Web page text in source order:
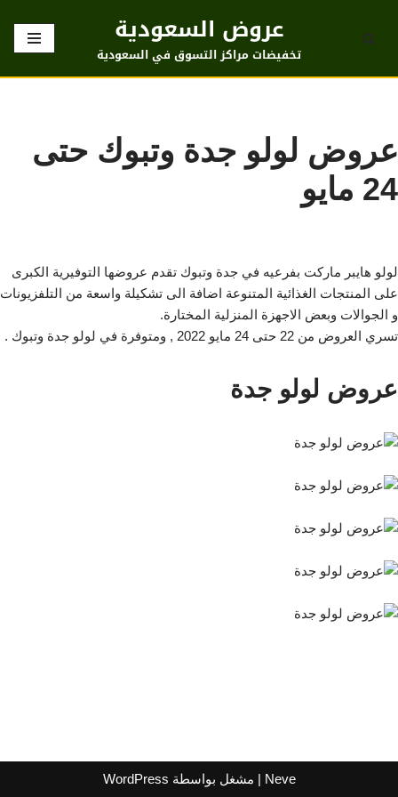
تخطى
عروض السعودية
تخفيضات مراكز التسوق في السعودية
عروض لولو جدة وتبوك حتى
24 مايو
لولو هايبر ماركت بفرعيه في جدة وتبوك تقدم عروضها التوفيرية الكبرى
على المنتجات الغذائية المتنوعة اضافة الى تشكيلة واسعة من التلفزيونات
و الجوالات وبعض الاجهزة المنزلية المختارة.
تسري العروض من 22 حتى 24 مايو 2022 , ومتوفرة في لولو جدة وتبوك .
عروض لولو جدة
Neve | مشغل بواسطة WordPress
اشترك لتصلك عروض مراكز التسوق